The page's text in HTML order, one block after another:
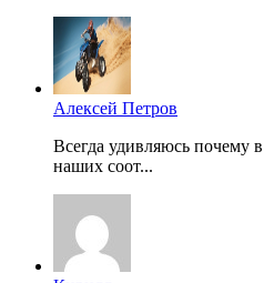
Алексей Петров
Всегда удивляюсь почему
наших соот...